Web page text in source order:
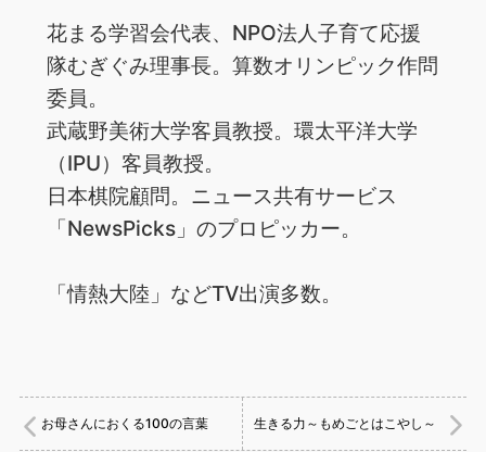
花まる学習会代表、NPO法人子育て応援
隊むぎぐみ理事長。算数オリンピック作問
委員。
武蔵野美術大学客員教授。環太平洋大学
（IPU）客員教授。
日本棋院顧問。ニュース共有サービス
「NewsPicks」のプロピッカー。
「情熱大陸」などTV出演多数。
お母さんにおくる100の言葉 生きる力～もめごとはこやし～